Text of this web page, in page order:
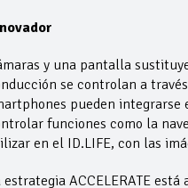
y una pantalla
se controlan a
pueden integrarse
funciones como la
en el ID.LIFE, con las
estrategia ACCELERATE